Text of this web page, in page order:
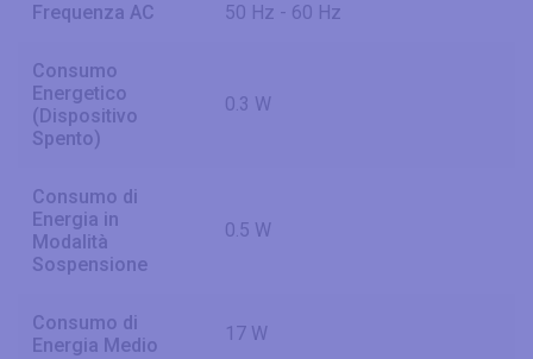
Frequenza AC 50 Hz - 60 Hz
Consumo
Energetico
(Dispositivo
Spento)
0.3 W
Consumo di
Energia in
Modalità
Sospensione
0.5 W
Consumo di
Energia Medio
17 W